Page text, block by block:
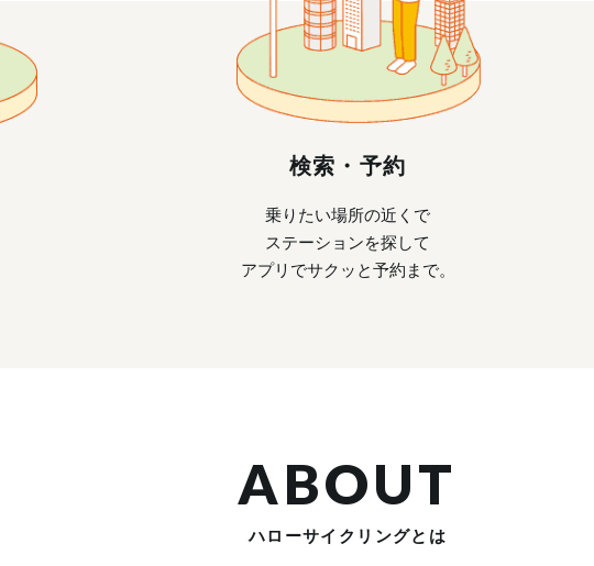
検索・予約
乗りたい場所の近くで
ステーションを探して
アプリでサクッと予約まで。
ABOUT
ハローサイクリングとは